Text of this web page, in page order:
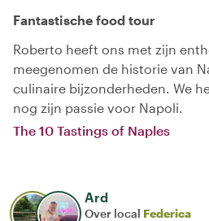
Fantastische food tour
Roberto heeft ons met zijn
meegenomen de historie van
culinaire bijzonderheden. We
nog zijn passie voor Napoli.
The 10 Tastings of Naples
Ard
Over local Federica